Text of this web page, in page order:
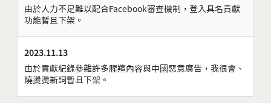
由於人力不足難以配合Facebook審查機制，登入具名貢獻
功能暫且下架。
2023.11.13
由於貢獻紀錄參雜許多腥羶內容與中國惡意廣告，我很會、
燒燙燙新詞暫且下架。